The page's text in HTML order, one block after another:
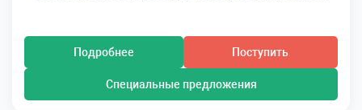
Подробнее Поступить
Специальные предложения